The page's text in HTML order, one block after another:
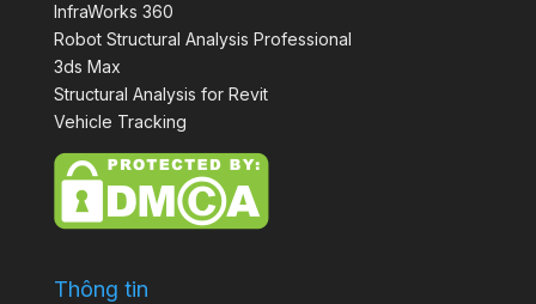
InfraWorks 360
Robot Structural Analysis Professional
3ds Max
Structural Analysis for Revit
Vehicle Tracking
Thông tin